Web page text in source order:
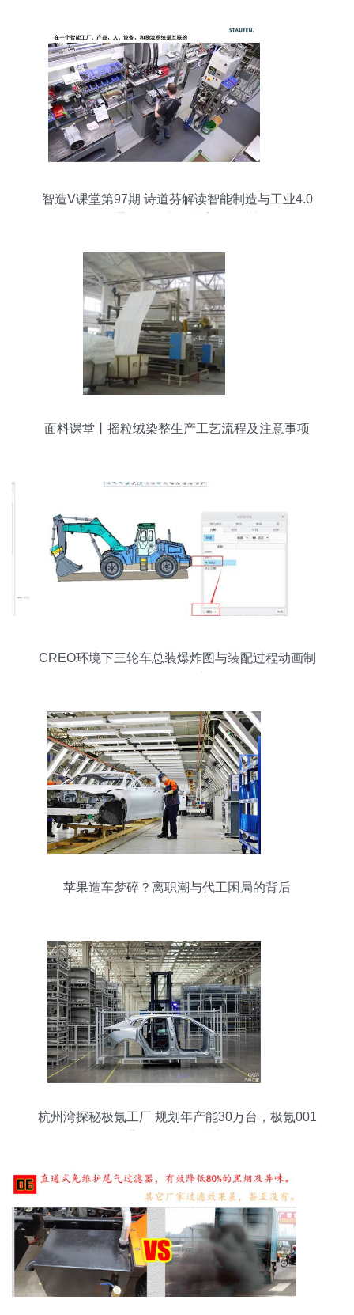
智造V课堂第97期 诗道芬解读智能制造与工业4.0
面料课堂丨摇粒绒染整生产工艺流程及注意事项
CREO环境下三轮车总装爆炸图与装配过程动画制
苹果造车梦碎？离职潮与代工困局的背后
杭州湾探秘极氪工厂 规划年产能30万台，极氪001